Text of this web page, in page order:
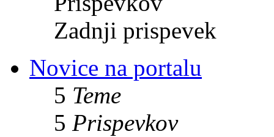
Zadnji prispevek
Novice na portalu
5 Teme
5 Prispevkov